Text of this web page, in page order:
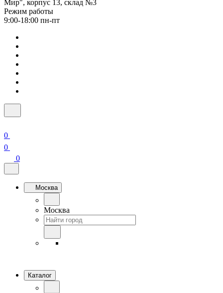
Мир", корпус 13, склад №3
Режим работы
9:00-18:00 пн-пт
0
0
0
Москва
Москва
Каталог